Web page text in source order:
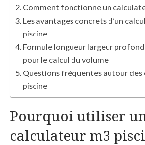
Comment fonctionne un
Les avantages concrets d’un
piscine
Formule longueur largeur
pour le calcul du volume
Questions fréquentes autour des
piscine
Pourquoi utiliser
calculateur m3